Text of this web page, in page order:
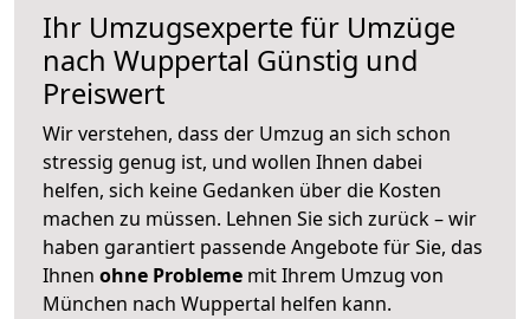
Ihr Umzugsexperte für Umzüge
nach Wuppertal Günstig und
Preiswert
Wir verstehen, dass der Umzug an sich schon
stressig genug ist, und wollen Ihnen dabei
helfen, sich keine Gedanken über die Kosten
machen zu müssen. Lehnen Sie sich zurück – wir
haben garantiert passende Angebote für Sie, das
Ihnen ohne Probleme mit Ihrem Umzug von
München nach Wuppertal helfen kann.